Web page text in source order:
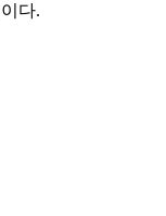
다.